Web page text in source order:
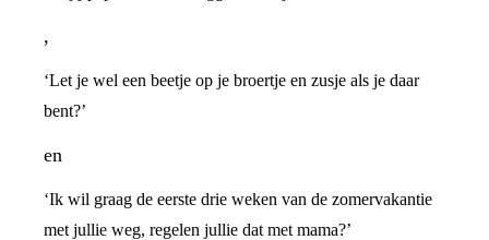
,
‘Let je wel een beetje op je broertje en zusje als je daar
bent?’
en
‘Ik wil graag de eerste drie weken van de zomervakantie
met jullie weg, regelen jullie dat met mama?’